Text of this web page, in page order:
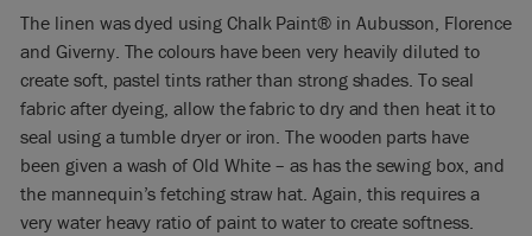
The linen was dyed using Chalk Paint® in Aubusson, Florence
and Giverny. The colours have been very heavily diluted to
create soft, pastel tints rather than strong shades. To seal
fabric after dyeing, allow the fabric to dry and then heat it to
seal using a tumble dryer or iron. The wooden parts have
been given a wash of Old White – as has the sewing box, and
the mannequin’s fetching straw hat. Again, this requires a
very water heavy ratio of paint to water to create softness.